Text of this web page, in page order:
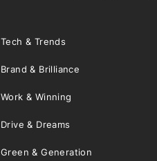
Tech & Trends
Brand & Brilliance
Work & Winning
Drive & Dreams
Green & Generation